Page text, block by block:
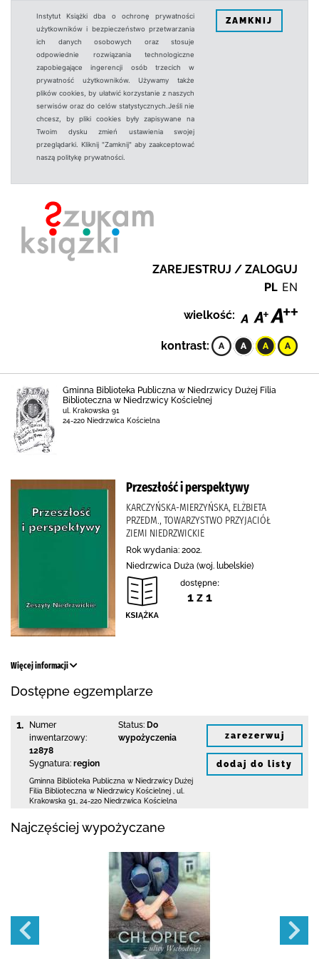
Instytut Książki dba o ochronę prywatności
użytkowników i bezpieczeństwo przetwarzania
ich danych osobowych oraz stosuje
odpowiednie rozwiązania technologiczne
zapobiegające ingerencji osób trzecich w
prywatność użytkowników. Używamy także
plików cookies, by ułatwić korzystanie z naszych
serwisów oraz do celów statystycznych.Jeśli nie
chcesz, by pliki cookies były zapisywane na
Twoim dysku zmień ustawienia swojej
przeglądarki. Kliknij "Zamknij" aby zaakceptować
naszą politykę prywatności.
ZAMKNIJ
ZAREJESTRUJ / ZALOGUJ
PL EN
wielkość:
kontrast:
Gminna Biblioteka Publiczna w Niedrzwicy Dużej Filia
Biblioteczna w Niedrzwicy Kościelnej
ul. Krakowska 91
24-220 Niedrzwica Kościelna
Przeszłość i perspektywy
KARCZYŃSKA-MIERZYŃSKA, ELŻBIETA
PRZEDM., TOWARZYSTWO PRZYJACIÓŁ
ZIEMI NIEDRZWICKIE
Rok wydania: 2002.
Niedrzwica Duża (woj. lubelskie)
dostępne:
1 z 1
Więcej informacji
Dostępne egzemplarze
1.
Numer
inwentarzowy:
12878
Sygnatura: region
Status: Do
wypożyczenia
Gminna Biblioteka Publiczna w Niedrzwicy Dużej
Filia Biblioteczna w Niedrzwicy Kościelnej
ul.
Krakowska 91
24-220 Niedrzwica Kościelna
zarezerwuj
dodaj do listy
Najczęściej wypożyczane